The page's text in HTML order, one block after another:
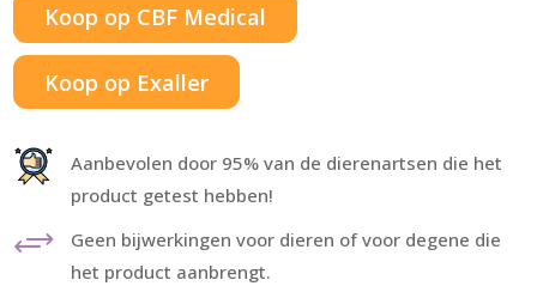
Koop op CBF Medical
Koop op Exaller
Aanbevolen door 95% van de dierenartsen die het
product getest hebben!
+
Geen bijwerkingen voor dieren of voor degene die
het product aanbrengt.